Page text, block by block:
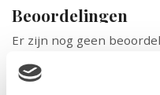
Beoordelingen
Er zijn nog geen
Wees de eerste om